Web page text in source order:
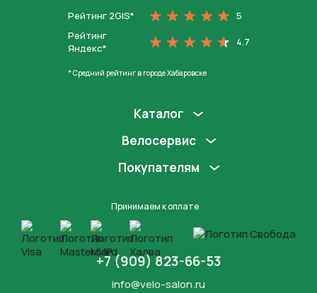
Рейтинг 2GIS*
5
Рейтинг
Яндекс*
4.7
* Средний рейтинг в городе Хабаровске
Каталог
Велосервис
Покупателям
Принимаем к оплате
+7 (909) 823-66-53
info@velo-salon.ru